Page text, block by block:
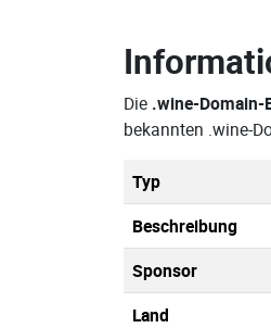
Die .wine-Domain-
bekannten .wine-
Typ
Beschreibung
Sponsor
Land